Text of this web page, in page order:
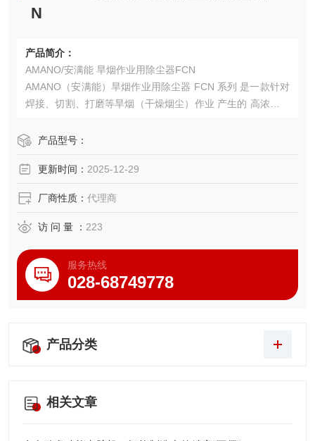
N
产品简介：
AMANO/安满能 旱烟作业用除尘器FCN
AMANO（安满能）旱烟作业用除尘器 FCN 系列 是一款针对
焊接、切割、打磨等旱烟（干燥烟尘）作业 产生的 高浓度、
定式烟尘净化设备。
产品型号：
更新时间： 2025-12-29
厂商性质： 代理商
访 问 量 ： 223
服务热线
028-68749778
产品分类
相关文章